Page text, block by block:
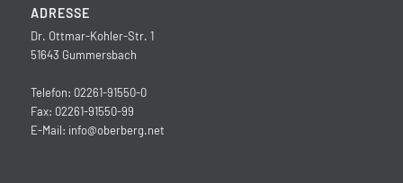
ADRESSE
Dr. Ottmar-Kohler-Str. 1
51643 Gummersbach
Telefon: 02261-91550-0
Fax: 02261-91550-99
E-Mail: info@oberberg.net